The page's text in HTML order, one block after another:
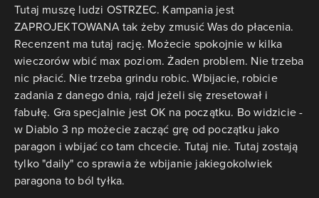
Tutaj muszę ludzi OSTRZEC. Kampania jest
ZAPROJEKTOWANA tak żeby zmusić Was do płacenia.
Recenzent ma tutaj rację. Możecie spokojnie w kilka
wieczorów wbić max poziom. Żaden problem. Nie trzeba
nic płacić. Nie trzeba grindu robic. Wbijacie, robicie
zadania z danego dnia, rajd jeżeli się zresetował i
fabułę. Gra specjalnie jest OK na początku. Bo widzicie -
w Diablo 3 np możecie zacząć grę od początku jako
paragon i wbijać co tam chcecie. Tutaj nie. Tutaj zostają
tylko "daily" co sprawia że wbijanie jakiegokolwiek
paragona to ból tyłka.